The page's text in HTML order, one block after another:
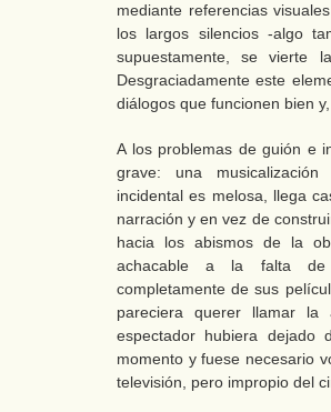
mediante referencias
los largos silencios -algo
supuestamente, se vierte
Desgraciadamente este
diálogos que funcionen bien
A los problemas de guión e
grave: una musicalización
incidental es melosa, llega
narración y en vez de
hacia los abismos de la
achacable a la falta de
completamente de sus
pareciera querer llamar
espectador hubiera dejado
momento y fuese necesario
televisión, pero impropio del